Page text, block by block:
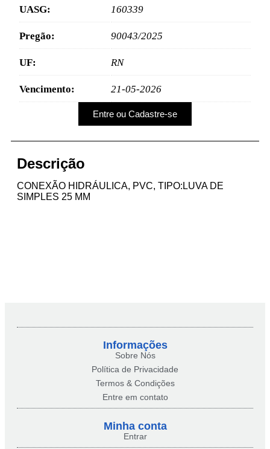
UASG: 160339
Pregão: 90043/2025
UF: RN
Vencimento: 21-05-2026
Entre ou Cadastre-se
Descrição
CONEXÃO HIDRÁULICA, PVC, TIPO:LUVA DE
SIMPLES 25 MM
Informações
Sobre Nós
Política de Privacidade
Termos & Condições
Entre em contato
Minha conta​
Entrar